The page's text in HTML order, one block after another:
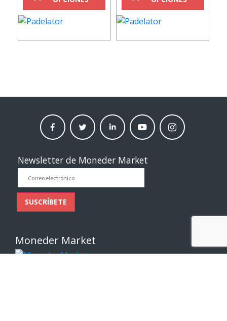
facebook
moneder
twitter
moneder
linkedin
moneder
Youtube
moneder
instagram
moneder
Newsletter de Moneder Market
Correo
electrónico
SUSCRÍBETE
Moneder Market